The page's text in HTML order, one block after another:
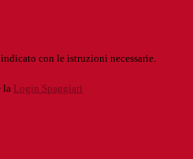
con le istruzioni necessarie.
la Login Spaggiari